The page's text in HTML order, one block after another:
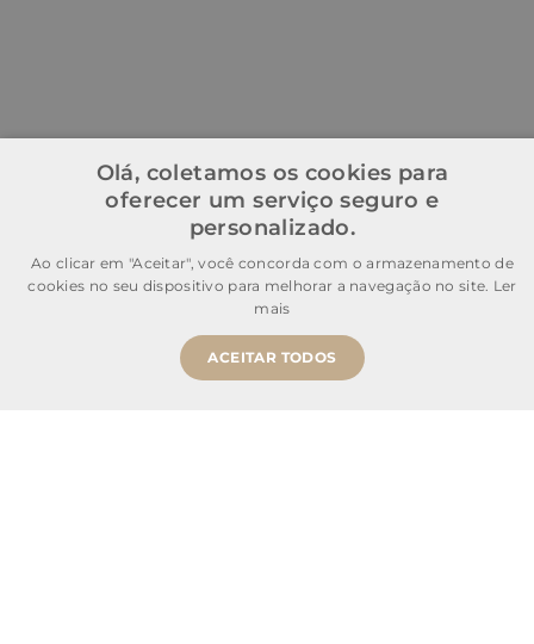
Olá, coletamos os cookies para
oferecer um serviço seguro e
personalizado.
Ao clicar em "Aceitar", você concorda com o armazenamento de
cookies no seu dispositivo para melhorar a navegação no site. Ler
mais
ACEITAR TODOS